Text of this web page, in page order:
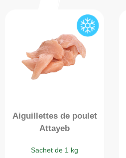
Aiguillettes de poulet
Attayeb
Sachet de 1 kg